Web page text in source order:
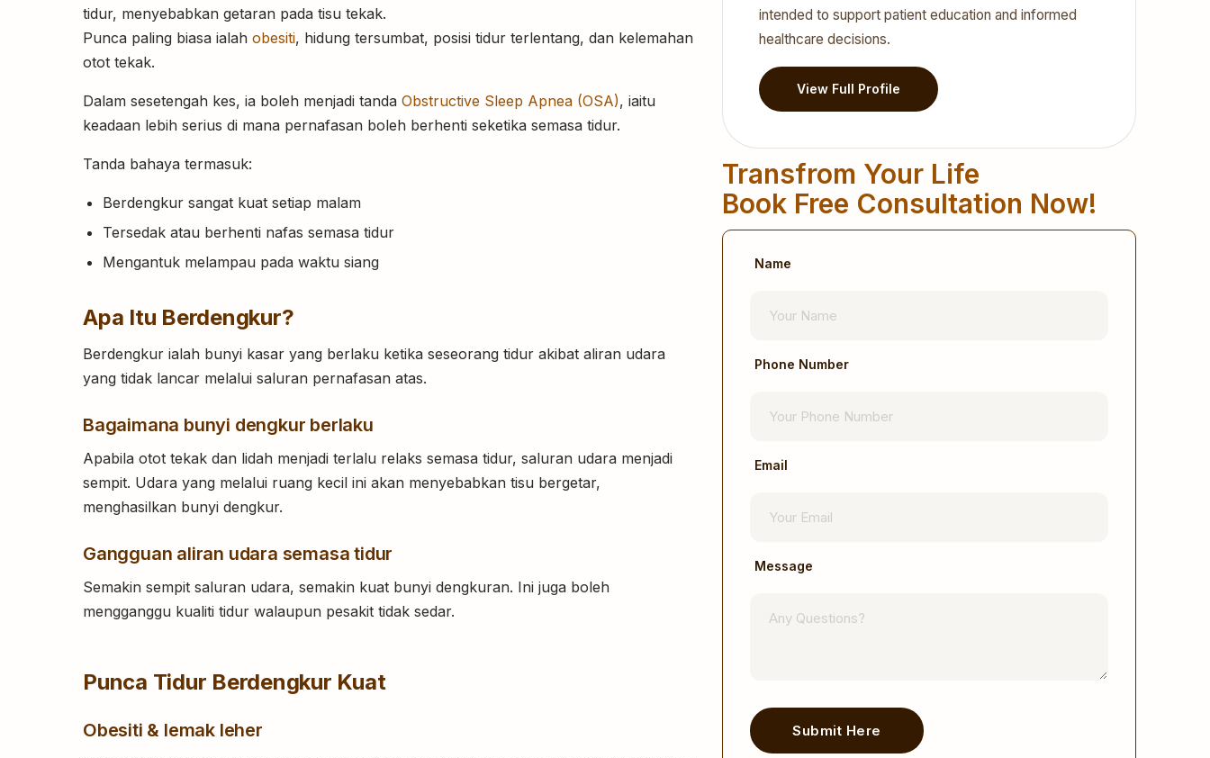
intended to support patient education and informed
healthcare decisions.
View Full Profile
Transfrom Your Life
Book Free Consultation Now!
Name
Phone Number
Email
Message
Submit Here
tidur, menyebabkan getaran pada tisu tekak.
Punca paling biasa ialah obesiti, hidung tersumbat, posisi tidur terlentang, dan kelemahan
otot tekak.
Dalam sesetengah kes, ia boleh menjadi tanda Obstructive Sleep Apnea (OSA), iaitu
keadaan lebih serius di mana pernafasan boleh berhenti seketika semasa tidur.
Tanda bahaya termasuk:
Berdengkur sangat kuat setiap malam
Tersedak atau berhenti nafas semasa tidur
Mengantuk melampau pada waktu siang
Apa Itu Berdengkur?
Berdengkur ialah bunyi kasar yang berlaku ketika seseorang tidur akibat aliran udara
yang tidak lancar melalui saluran pernafasan atas.
Bagaimana bunyi dengkur berlaku
Apabila otot tekak dan lidah menjadi terlalu relaks semasa tidur, saluran udara menjadi
sempit. Udara yang melalui ruang kecil ini akan menyebabkan tisu bergetar,
menghasilkan bunyi dengkur.
Gangguan aliran udara semasa tidur
Semakin sempit saluran udara, semakin kuat bunyi dengkuran. Ini juga boleh
mengganggu kualiti tidur walaupun pesakit tidak sedar.
Punca Tidur Berdengkur Kuat
Obesiti & lemak leher